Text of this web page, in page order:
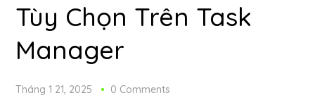
Tùy Chọn Trên Task
Manager
Tháng 1 21, 2025 0 Comments